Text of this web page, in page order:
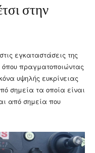
στην
εγκαταστάσεις της
όπου πραγματοποιώντας
υψηλής ευκρίνειας
σημεία τα οποία είναι
από σημεία που